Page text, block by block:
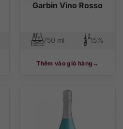
Garbin Vino Rosso
750 ml 15%
Thêm vào giỏ hàng